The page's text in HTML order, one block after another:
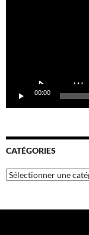
00:00
CATÉGORIES
Catégories